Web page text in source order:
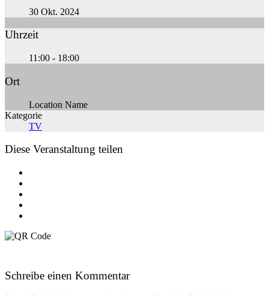
30 Okt. 2024
Uhrzeit
11:00 - 18:00
Ort
Location Name
Kategorie
TV
Diese Veranstaltung teilen
Schreibe einen Kommentar